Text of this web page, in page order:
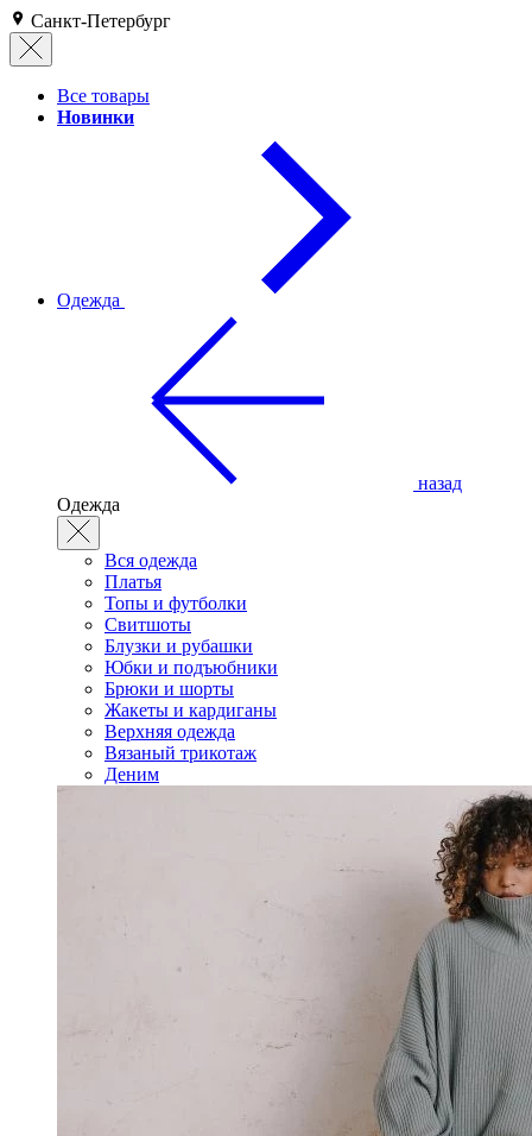
Санкт-Петербург
Все товары
Новинки
Одежда
назад
Одежда
Вся одежда
Платья
Топы и футболки
Свитшоты
Блузки и рубашки
Юбки и подъюбники
Брюки и шорты
Жакеты и кардиганы
Верхняя одежда
Вязаный трикотаж
Деним